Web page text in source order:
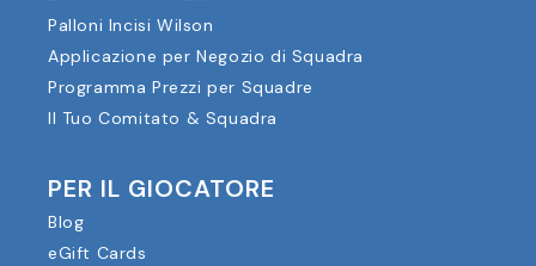
Palloni Incisi Wilson
Applicazione per Negozio di Squadra
Programma Prezzi per Squadre
Il Tuo Comitato & Squadra
PER IL GIOCATORE
Blog
eGift Cards